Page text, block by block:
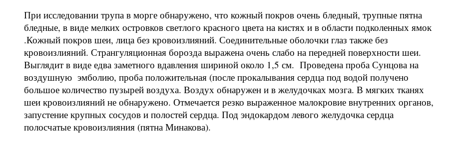
При исследовании трупа в морге обнаружено, что кожный покров очень бледный, трупные пятна
бледные, в виде мелких островков светлого красного цвета на кистях и в области подколенных ямок
.Кожный покров шеи, лица без кровоизлияний. Соединительные оболочки глаз также без
кровоизлияний. Странгуляционная борозда выражена очень слабо на передней поверхности шеи.
Выглядит в виде едва заметного вдавления шириной около 1,5 см. Проведена проба Сунцова на
воздушную эмболию, проба положительная (после прокалывания сердца под водой получено
большое количество пузырей воздуха. Воздух обнаружен и в желудочках мозга. В мягких тканях
шеи кровоизлияний не обнаружено. Отмечается резко выраженное малокровие внутренних органов,
запустение крупных сосудов и полостей сердца. Под эндокардом левого желудочка сердца
полосчатые кровоизлияния (пятна Минакова).